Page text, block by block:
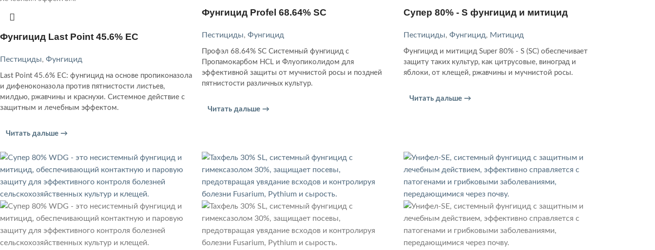
Фунгицид Last Point 45.6% EC
Пестициды, Фунгицид
Last Point 45.6% EC: фунгицид на основе пропиконазола
и дифеноконазола против пятнистости листьев,
милдью, ржавчины и краснухи. Системное действие с
защитным и лечебным эффектом.
Читать дальше →
Фунгицид Profel 68.64% SC
Пестициды, Фунгицид
Профэл 68.64% SC Системный фунгицид с
Пропамокарбом HCL и Флуопиколидом для
эффективной защиты от мучнистой росы и поздней
пятнистости различных культур.
Читать дальше →
Супер 80% - S фунгицид и митицид
Пестициды, Фунгицид, Митицид
Фунгицид и митицид Super 80% - S (SC) обеспечивает
защиту таких культур, как цитрусовые, виноград и
яблоки, от клещей, ржавчины и мучнистой росы.
Читать дальше →